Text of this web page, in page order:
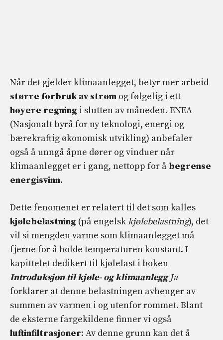
Når det gjelder klimaanlegget, betyr mer arbeid
større forbruk av strøm og følgelig i ett
høyere regning i slutten av måneden. ENEA
(Nasjonalt byrå for ny teknologi, energi og
bærekraftig økonomisk utvikling) anbefaler
også å unngå åpne dører og vinduer når
klimaanlegget er i gang, nettopp for å begrense
energisvinn.
Dette fenomenet er relatert til det som kalles
kjølebelastning (på engelskkjølebelastning), det
vil si mengden varme som klimaanlegget må
fjerne for å holde temperaturen konstant. I
kapittelet dedikert til kjølelast i boken
Introduksjon til kjøle- og klimaanleggJa
forklarer at denne belastningen avhenger av
summen av varmen i og utenfor rommet. Blant
de eksterne fargekildene finner vi også
luftinfiltrasjoner: Av denne grunn kan det å